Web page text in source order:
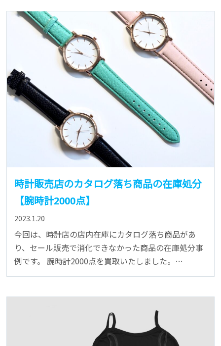
時計販売店のカタログ落ち商品の在庫処分
【腕時計2000点】
2023.1.20
今回は、時計店の店内在庫にカタログ落ち商品があ
り、セール販売で消化できなかった商品の在庫処分事
例です。 腕時計2000点を買取いたしました。…